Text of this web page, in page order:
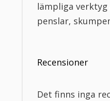
lämpliga verktyg
penslar,
Recensioner
Det finns inga